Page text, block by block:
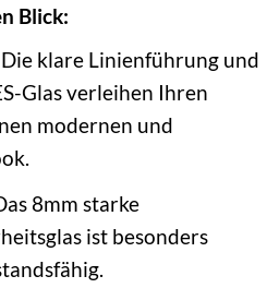
Blick:
Die klare Linienführung und
Glas verleihen Ihren
modernen und
8mm starke
ist besonders